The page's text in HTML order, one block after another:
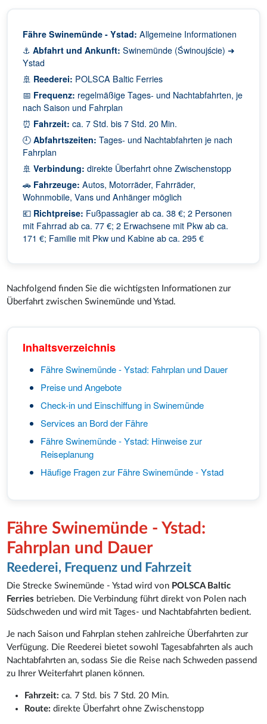
Fähre Swinemünde - Ystad:Allgemeine Informationen
⚓Abfahrt und Ankunft: Swinemünde (Świnoujście) ➜
Ystad
🚢 Reederei: POLSCA Baltic Ferries
📅 Frequenz: regelmäßige Tages- und Nachtabfahrten, je
nach Saison und Fahrplan
⏰ Fahrzeit: ca. 7 Std. bis 7 Std. 20 Min.
🕘Abfahrtszeiten: Tages- und Nachtabfahrten je nach
Fahrplan
🚢Verbindung: direkte Überfahrt ohne Zwischenstopp
🚗 Fahrzeuge: Autos, Motorräder, Fahrräder,
Wohnmobile, Vans und Anhänger möglich
💶 Richtpreise: Fußpassagier ab ca. 38 €; 2 Personen
mit Fahrrad ab ca. 77 €; 2 Erwachsene mit Pkw ab ca.
171 €; Familie mit Pkw und Kabine ab ca. 295 €
Nachfolgend finden Sie die wichtigsten Informationen zur
Überfahrt zwischen Swinemünde und Ystad.
Inhaltsverzeichnis
Fähre Swinemünde - Ystad: Fahrplan und Dauer
Preise und Angebote
Check-in und Einschiffung in Swinemünde
Services an Bord der Fähre
Fähre Swinemünde - Ystad: Hinweise zur
Reiseplanung
Häufige Fragen zur Fähre Swinemünde - Ystad
Fähre Swinemünde - Ystad:
Fahrplan und Dauer
Reederei, Frequenz und Fahrzeit
Die Strecke Swinemünde - Ystad wird von POLSCA Baltic
Ferries betrieben. Die Verbindung führt direkt von Polen nach
Südschweden und wird mit Tages- und Nachtabfahrten bedient.
Je nach Saison und Fahrplan stehen zahlreiche Überfahrten zur
Verfügung. Die Reederei bietet sowohl Tagesabfahrten als auch
Nachtabfahrten an, sodass Sie die Reise nach Schweden passend
zu Ihrer Weiterfahrt planen können.
Fahrzeit: ca. 7 Std. bis 7 Std. 20 Min.
Route: direkte Überfahrt ohne Zwischenstopp